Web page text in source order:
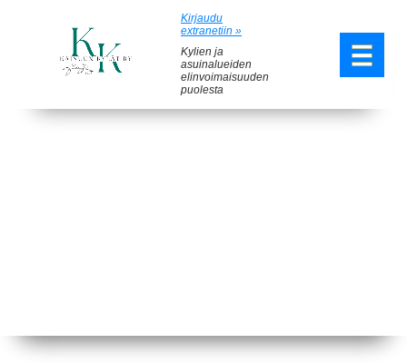
Kirjaudu
extranetiin »
Kylien ja
asuinalueiden
elinvoimaisuuden
puolesta